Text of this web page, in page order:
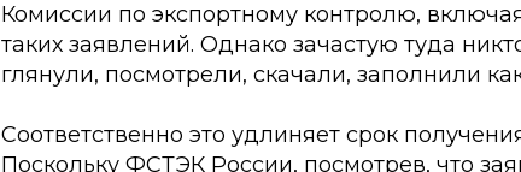
Комиссии по экспортному контролю,
таких заявлений. Однако зачастую туда
глянули, посмотрели, скачали, заполнили
Соответственно это удлиняет срок
Поскольку ФСТЭК России, посмотрев, что